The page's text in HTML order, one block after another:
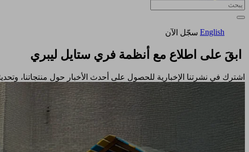
English سجّل الآن
ابقَ على اطلاع مع أنظمة فري ستايل ليبري
اشترك في نشرتنا الإخبارية للحصول على أحدث الأخبار حول منتجاتنا،